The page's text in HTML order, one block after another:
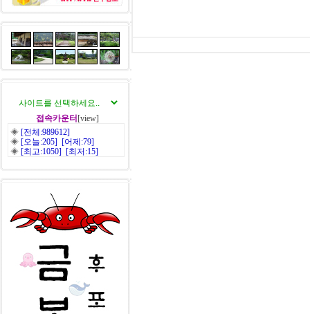
접속카운터 [view]
◈ [전체:989612]
◈ [오늘:205] [어제:79]
◈ [최고:1050] [최저:15]